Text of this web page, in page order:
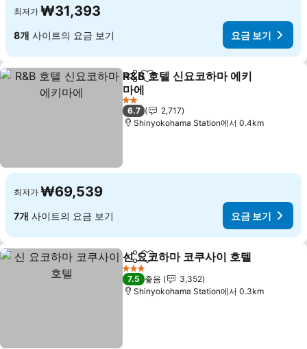
최저가 ₩31,393
8개 사이트의 요금 보기 요금 보기
공유 즐겨찾기에 추가
R&B 호텔 신요코하마 에키
마에
요금 보기
2 성급
6.7
2,717
Shinyokohama Station에서 0.4km
최저가 ₩69,539
7개 사이트의 요금 보기 요금 보기
공유 즐겨찾기에 추가
신 요코하마 코쿠사이 호텔
3 성급
7.5 좋음
3,352
Shinyokohama Station에서 0.3km